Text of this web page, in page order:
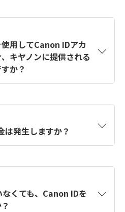
は【カメラ】Canon IDとは
の作成方法は？をご確認く
用してCanon IDアカ
キヤノンに提供される
か？
取得します。アカウントを
うに、この情報を使用して
ームを入力します。
発生しますか？
くても、Canon IDを